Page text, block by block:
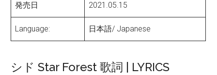
発売日 2021.05.15
Language: 日本語/ Japanese
シド Star Forest 歌詞 | LYRICS